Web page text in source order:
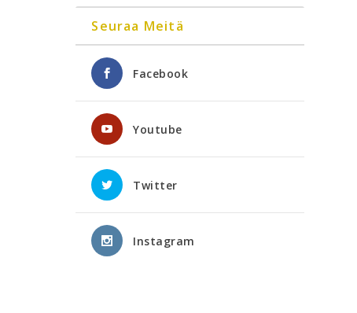
Seuraa Meitä
Facebook
Youtube
Twitter
Instagram